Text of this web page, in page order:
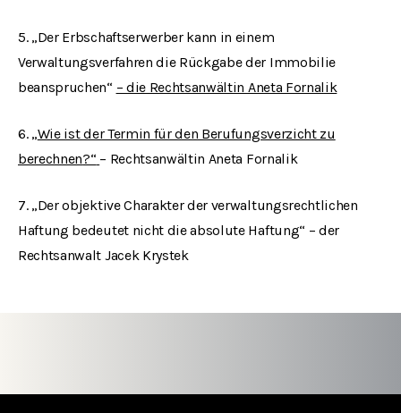
5. „Der Erbschaftserwerber kann in einem
Verwaltungsverfahren die Rückgabe der Immobilie
beanspruchen“ – die Rechtsanwältin Aneta Fornalik
6. „Wie ist der Termin für den Berufungsverzicht zu
berechnen?“ – Rechtsanwältin Aneta Fornalik
7. „Der objektive Charakter der verwaltungsrechtlichen
Haftung bedeutet nicht die absolute Haftung“ – der
Rechtsanwalt Jacek Krystek